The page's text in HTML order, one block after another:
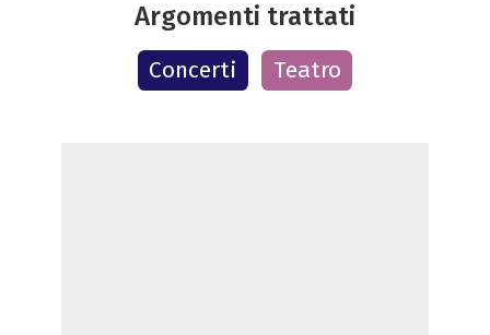
Argomenti trattati
Concerti Teatro